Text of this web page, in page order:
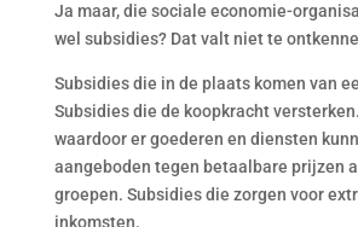
Ja maar, die sociale economie-
wel subsidies? Dat valt niet te
Subsidies die in de plaats komen van
Subsidies die de koopkracht
waardoor er goederen en diensten
aangeboden tegen betaalbare prijzen
groepen. Subsidies die zorgen voor
inkomsten.